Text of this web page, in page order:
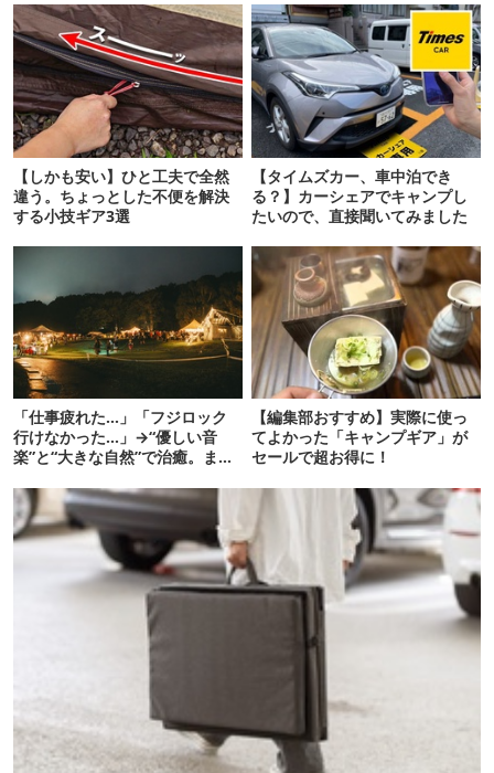
【しかも安い】ひと工夫で全然
違う。ちょっとした不便を解決
する小技ギア3選
【タイムズカー、車中泊でき
る？】カーシェアでキャンプし
たいので、直接聞いてみました
「仕事疲れた…」「フジロック
行けなかった…」→“優しい音
楽”と“大きな自然”で治癒。まだ
【編集部おすすめ】実際に使っ
てよかった「キャンプギア」が
セールで超お得に！